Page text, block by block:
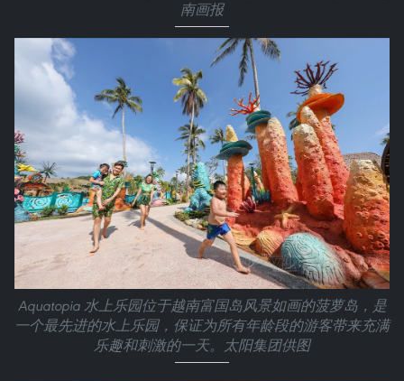
南画报
Aquatopia 水上乐园位于越南富国岛风景如画的菠萝岛，是
一个最先进的水上乐园，保证为所有年龄段的游客带来充满
乐趣和刺激的一天。太阳集团供图